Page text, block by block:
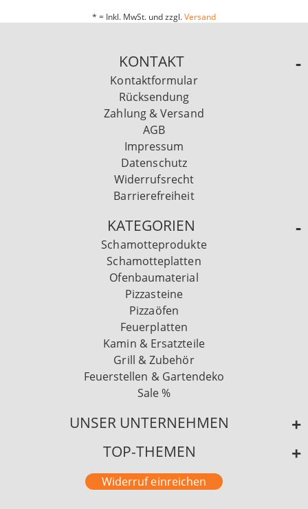
* = Inkl. MwSt. und zzgl.Versand
KONTAKT
Kontaktformular
Rücksendung
Zahlung & Versand
AGB
Impressum
Datenschutz
Widerrufsrecht
Barrierefreiheit
KATEGORIEN
Schamotteprodukte
Schamotteplatten
Ofenbaumaterial
Pizzasteine
Pizzaöfen
Feuerplatten
Kamin & Ersatzteile
Grill & Zubehör
Feuerstellen & Gartendeko
Sale %
UNSER UNTERNEHMEN
TOP-THEMEN
Widerruf einreichen